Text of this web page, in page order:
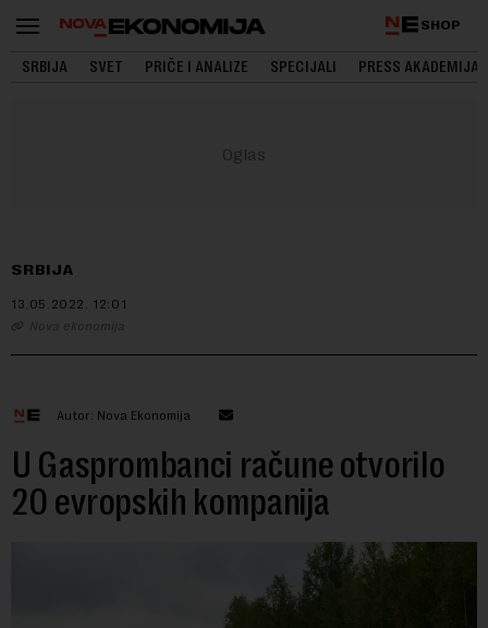
SHOP
SRBIJA SVET PRIČE I ANALIZE SPECIJALI PRESS AKADEMIJA
SRBIJA
13.05.2022. 12:01
Nova ekonomija
Autor: Nova Ekonomija
U Gasprombanci račune otvorilo
20 evropskih kompanija